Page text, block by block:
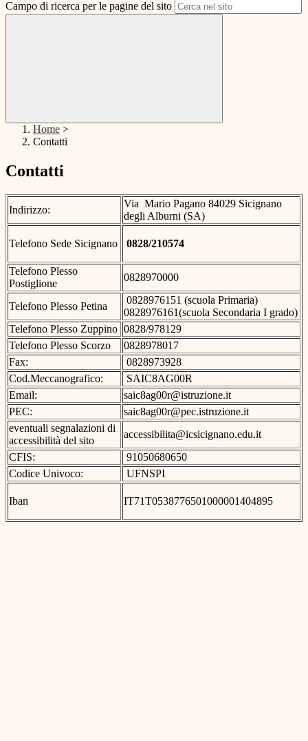
Campo di ricerca per le pagine del sito
Home >
Contatti
Contatti
Indirizzo:
Via Mario Pagano 84029 Sicignano
degli Alburni (SA)
Telefono Sede Sicignano 0828/210574
Telefono Plesso
Postiglione
0828970000
Telefono Plesso Petina
0828976151 (scuola Primaria)
0828976161(scuola Secondaria I grado)
Telefono Plesso Zuppino 0828/978129
Telefono Plesso Scorzo
0828978017
Fax:
0828973928
Cod.Meccanografico:
SAIC8AG00R
Email:
saic8ag00r@istruzione.it
PEC:
saic8ag00r@pec.istruzione.it
eventuali segnalazioni di
accessibilità del sito
accessibilita@icsicignano.edu.it
CFIS:
91050680650
Codice Univoco:
UFNSPI
Iban IT71T0538776501000001404895